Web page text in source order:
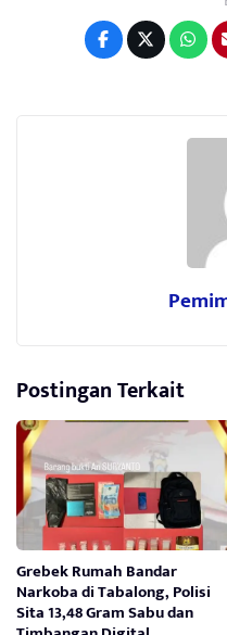
Postingan Terkait
Grebek Rumah Bandar
Narkoba di Tabalong, Polisi
Sita 13,48 Gram Sabu dan